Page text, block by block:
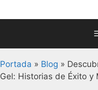
Portada » Blog »
Gel: Historias de Éxito y